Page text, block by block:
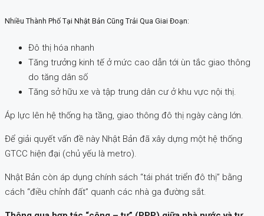
Nhiều Thành Phố Tại Nhật Bản Cũng Trải Qua Giai Đoạn:
Đô thị hóa nhanh
Tăng trưởng kinh tế ở mức cao dẫn tới ùn tắc giao thông
do tăng dân số
Tăng sở hữu xe và tập trung dân cư ở khu vực nội thị.
Áp lực lên hệ thống hạ tầng, giao thông đô thị ngày càng lớn.
Để giải quyết vấn đề này Nhật Bản đã xây dựng một hệ thống
GTCC hiện đại (chủ yếu là metro).
Nhật Bản còn áp dụng chính sách “tái phát triển đô thị” bằng
cách “điều chỉnh đất” quanh các nhà ga đường sắt.